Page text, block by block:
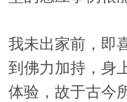
我未出家前，即
到佛力加持，身
体验，故于古今